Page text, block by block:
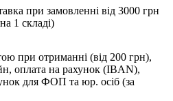
при замовленні від 3000 грн
1 складі)
при отриманні (від 200 грн),
оплата на рахунок (IBAN),
для ФОП та юр. осіб (за